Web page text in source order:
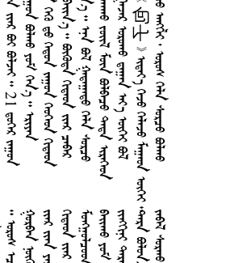
     21                                         包子               